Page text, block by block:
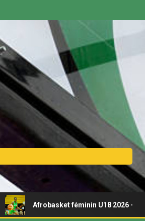
Afrobasket féminin U18 2026 – Découvrez